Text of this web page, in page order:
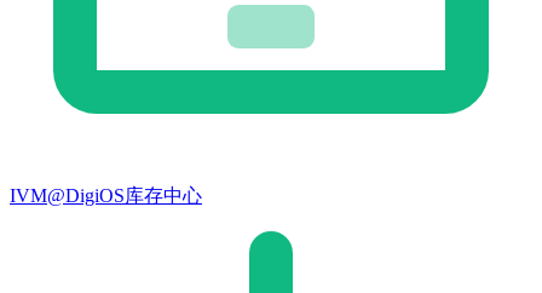
IVM@DigiOS库存中心